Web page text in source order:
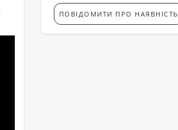
ПОВІДОМИТИ ПРО НАЯВНІСТЬ